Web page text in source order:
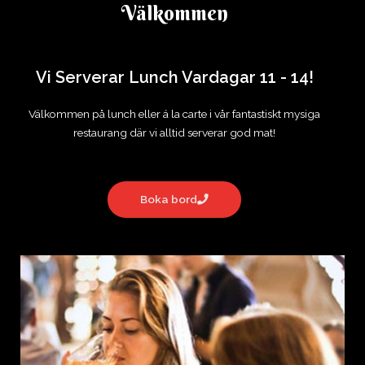
Välkommen
Vi Serverar Lunch Vardagar 11 - 14!
Välkommen på lunch eller á la carte i vår fantastiskt mysiga
restaurang där vi alltid serverar god mat!
Boka bord